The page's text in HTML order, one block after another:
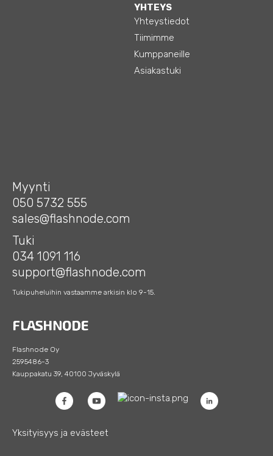
YHTEYS
Yhteystiedot
Tiimimme
Kumppaneille
Asiakastuki
Myynti
050 5732 555
sales@flashnode.com
Tuki
034 1091 116
support@flashnode.com
Tukipuheluihin vastaamme arkisin klo 9-15.
Flashnode Oy
2595486-3
Kauppakatu 39, 40100 Jyväskylä
Yksityisyys ja evästeet